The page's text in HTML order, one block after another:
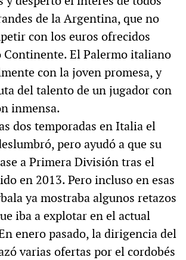
de la Argentina, que no
con los euros ofrecidos
Continente. El Palermo italiano
con la joven promesa, y
del talento de un jugador con
inmensa.
dos temporadas en Italia el
pero ayudó a que su
a Primera División tras el
en 2013. Pero incluso en esas
ya mostraba algunos retazos
iba a explotar en el actual
enero pasado, la dirigencia del
varias ofertas por el cordobés